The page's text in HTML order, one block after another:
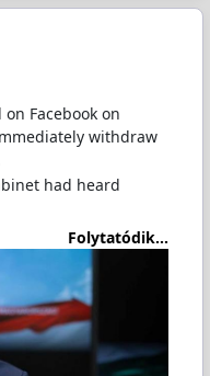
Facebook on
withdraw
had heard
Folytatódik...